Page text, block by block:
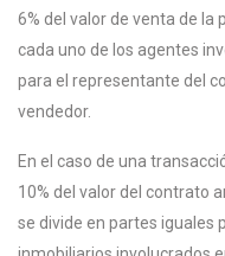
6% del valor de venta de la
cada uno de los agentes
para el representante del
vendedor.
En el caso de una
10% del valor del contrato
se divide en partes iguales